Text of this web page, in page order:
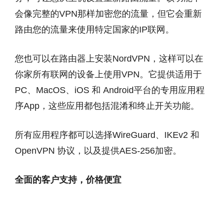
会像完整的VPN那样加密您的流量，但它会重新
路由您的流量来使用特定国家的IP联网。
您也可以在路由器上安装NordVPN，这样可以在
你家所有联网的设备上使用VPN。它提供适用于
PC、MacOS、iOS 和 Android平台的专用应用程
序App，这些应用都包括混淆和终止开关功能。
所有应用程序都可以选择WireGuard、IKEv2 和
OpenVPN 协议，以及提供AES-256加密。
全面的客户支持，价格便宜